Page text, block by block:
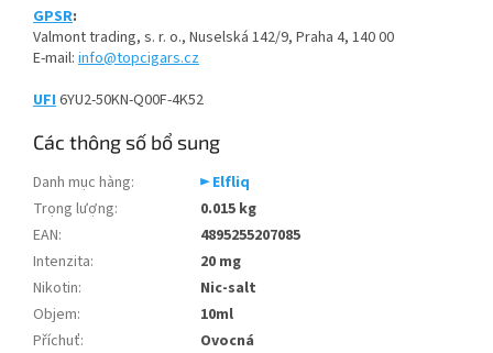
GPSR:
Valmont trading, s. r. o., Nuselská 142/9, Praha 4, 140 00
E-mail: info@topcigars.cz
UFI6YU2-50KN-Q00F-4K52
Các thông số bổ sung
Danh mục hàng:
► Elfliq
Trọng lượng:
0.015 kg
EAN:
4895255207085
Intenzita:
20 mg
Nikotin:
Nic-salt
Objem:
10ml
Příchuť:
Ovocná